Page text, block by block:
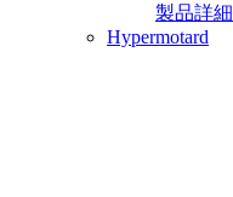
製品詳細
Hypermotard